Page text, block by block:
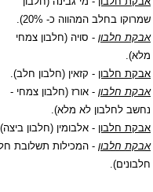
שמרוקו בחלב המהווה כ- 20%).
אבקת חלבון - סויה (חלבון צמחי
מלא).
אבקת חלבון - קזאין (חלבון חלב).
אבקת חלבון - אורז (חלבון צמחי -
נחשב לחלבון לא מלא).
אבקת חלבון - אלבומין (חלבון ביצה).
אבקת חלבון - המכילות תשלובת
חלבונים).